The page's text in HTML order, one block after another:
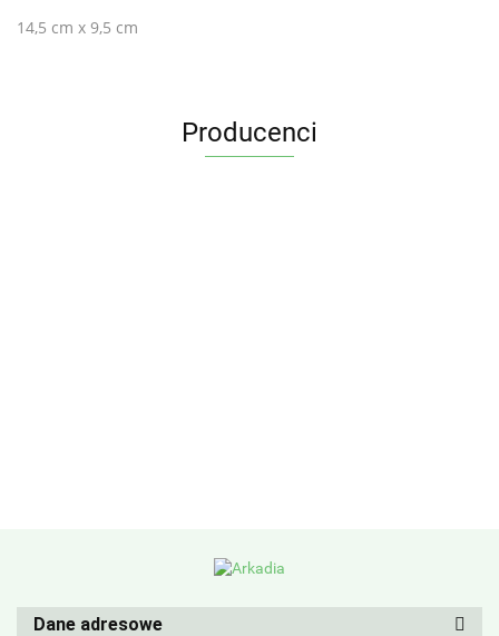
14,5 cm x 9,5 cm
Producenci
Dane adresowe